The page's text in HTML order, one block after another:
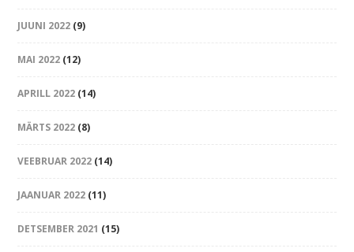
JUUNI 2022 (9)
MAI 2022 (12)
APRILL 2022 (14)
MÄRTS 2022 (8)
VEEBRUAR 2022 (14)
JAANUAR 2022 (11)
DETSEMBER 2021 (15)